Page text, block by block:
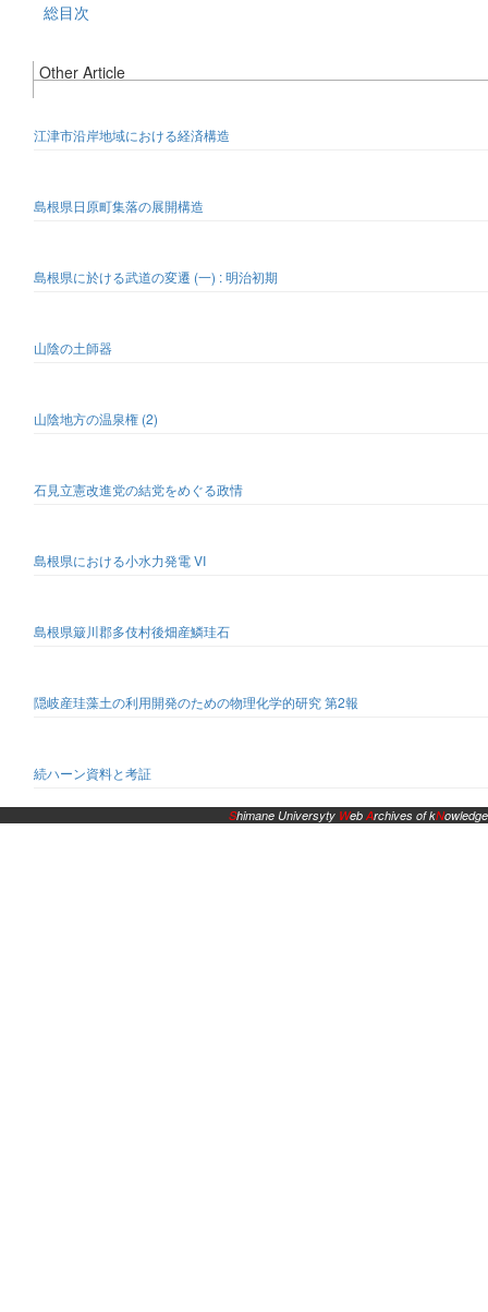
総目次
Other Article
江津市沿岸地域における経済構造
島根県日原町集落の展開構造
島根県に於ける武道の変遷 (一) : 明治初期
山陰の土師器
山陰地方の温泉権 (2)
石見立憲改進党の結党をめぐる政情
島根県における小水力発電 VI
島根県簸川郡多伎村後畑産鱗珪石
隠岐産珪藻土の利用開発のための物理化学的研究 第2報
続ハーン資料と考証
Shimane Universyty WebArchives of kNowledge